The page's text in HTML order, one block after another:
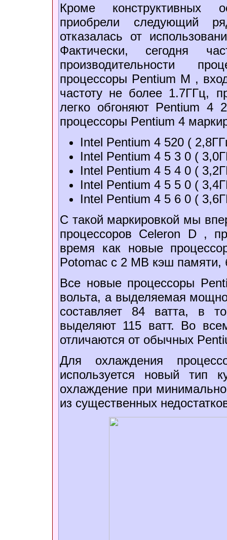
Кроме конструктивных
приобрели следующий
отказалась от
Фактически, сегодня
производительности
процессоры Pentium M ,
частоту не более 1.7ГГц,
легко обгоняют Pentium 4
процессоры Pentium 4
Intel Pentium 4 520 (
Intel Pentium 4 5 3 0 (
Intel Pentium 4 5 4 0 (
Intel Pentium 4 5 5 0 (
Intel Pentium 4 5 6 0 (
С такой маркировкой мы
процессоров Celeron D ,
время как новые
Potomac с 2 MB кэш памяти,
Все новые процессоры
вольта, а выделяемая
составляет 84 ватта, в
выделяют 115 ватт. Во
отличаются от обычных
Для охлаждения
используется новый тип
охлаждение при
из существенных